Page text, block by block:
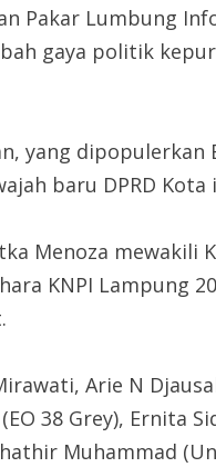
Pakar Lumbung
gaya politik
yang
baru DPRD Kota
mewakili
KNPI Lampung
Arie N
38 Grey), Ernita
Muhammad